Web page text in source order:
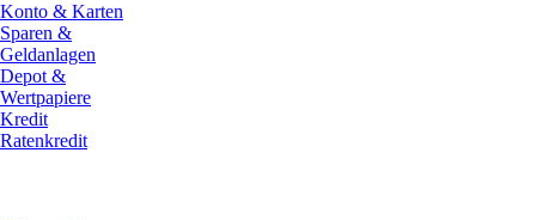
Konto & Karten
Sparen &
Geldanlagen
Depot &
Wertpapiere
Kredit
Ratenkredit